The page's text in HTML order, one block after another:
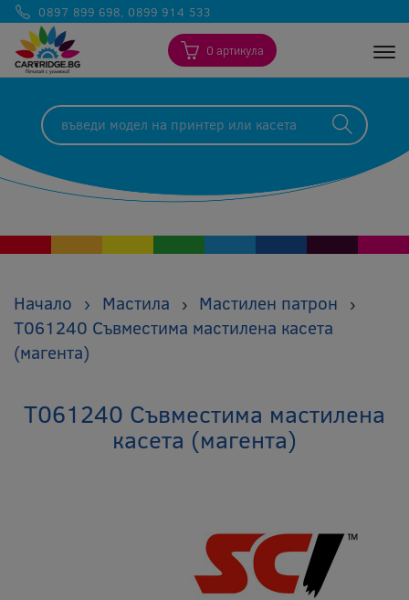
0897 899 698, 0899 914 533
0 артикула
Начало › Мастила › Мастилен патрон ›
T061240 Съвместима мастилена касета
(магента)
T061240 Съвместима мастилена
касета (магента)